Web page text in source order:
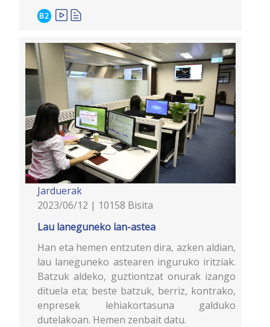
B2
Jarduerak
2023/06/12 | 10158 Bisita
Lau laneguneko lan-astea
Han eta hemen entzuten dira, azken aldian,
lau laneguneko astearen inguruko iritziak.
Batzuk aldeko, guztiontzat onurak izango
dituela eta; beste batzuk, berriz, kontrako,
enpresek lehiakortasuna galduko
dutelakoan. Hemen zenbait datu.